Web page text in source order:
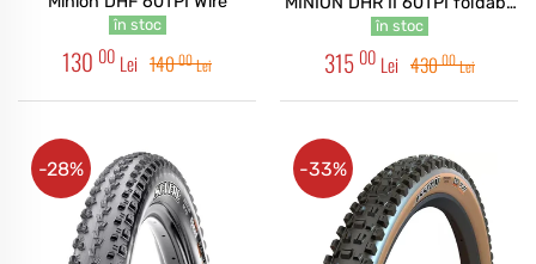
în stoc
130 00 Lei 14000Lei
3CT/EXO+/TR
în stoc
315 00 Lei 43000Lei
-28% -33%